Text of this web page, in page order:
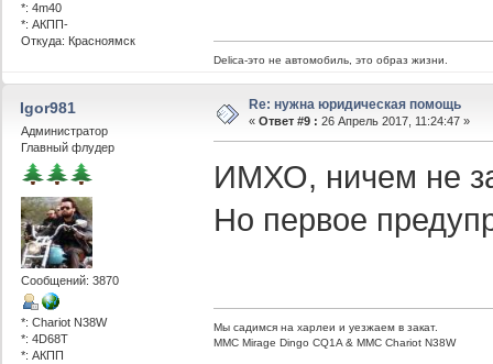
*: 4m40
*: АКПП-
Откуда: Красноямск
Delica-это не автомобиль, это образ жизни.
Igor981
Администратор
Главный флудер
Сообщений: 3870
*: Chariot N38W
*: 4D68T
*: АКПП
Re: нужна юридическая помощь
« Ответ #9 : 26 Апрель 2017, 11:24:47 »
ИМХО, ничем не
Но первое
Мы садимся на харлеи и уезжаем в закат.
ММС Mirage Dingo CQ1A & MMC Chariot N38W